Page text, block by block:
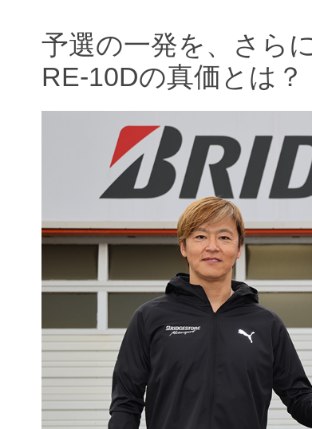
予選の一発を、さら
RE-10Dの真価とは？